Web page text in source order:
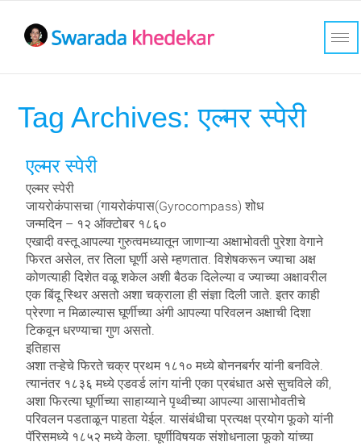
Tag Archives:एल्मर स्पेरी
एल्मर स्पेरी
एल्मर स्पेरी
जायरोकंपासचा (गायरोकंपास(Gyrocompass) शोध
जन्मदिन – १२ ऑक्टोबर १८६०
एखादी वस्तू आपल्या गुरुत्वमध्यातून जाणाऱ्या अक्षाभोवती पुरेशा वेगाने
फिरत असेल, तर तिला घूर्णी असे म्हणतात. विशेषकरून ज्याचा अक्ष
कोणत्याही दिशेत वळू शकेल अशी बैठक दिलेल्या व ज्याच्या अक्षावरील
एक बिंदू स्थिर असतो अशा चक्राला ही संज्ञा दिली जाते. इतर काही
प्रेरणा न मिळाल्यास घूर्णीच्या अंगी आपल्या परिवलन अक्षाची दिशा
टिकवून धरण्याचा गुण असतो.
इतिहास
अशा तऱ्हेचे फिरते चक्र प्रथम १८१० मध्ये बोननबर्गर यांनी बनविले.
त्यानंतर १८३६ मध्ये एडवर्ड लांग यांनी एका प्रबंधात असे सुचविले की,
अशा फिरत्या घूर्णीच्या साहाय्याने पृथ्वीच्या आपल्या आसाभोवतीचे
परिवलन पडताळून पाहता येईल. यासंबंधीचा प्रत्यक्ष प्रयोग फूको यांनी
पॅरिसमध्ये १८५२ मध्ये केला. घूर्णीविषयक संशोधनाला फूको यांच्या